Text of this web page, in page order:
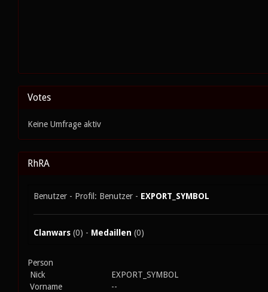
Votes
Keine Umfrage aktiv
RhRA
Benutzer - Profil: Benutzer - EXPORT_SYMBOL
Clanwars (0) - Medaillen (0)
Person
Nick
EXPORT_SYMBOL
Vorname
--